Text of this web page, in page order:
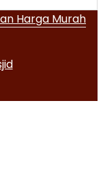
Harga Murah